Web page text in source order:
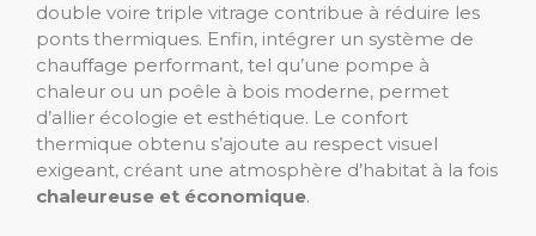
double voire triple vitrage contribue à réduire les
ponts thermiques. Enfin, intégrer un système de
chauffage performant, tel qu’une pompe à
chaleur ou un poêle à bois moderne, permet
d’allier écologie et esthétique. Le confort
thermique obtenu s’ajoute au respect visuel
exigeant, créant une atmosphère d’habitat à la fois
chaleureuse et économique.